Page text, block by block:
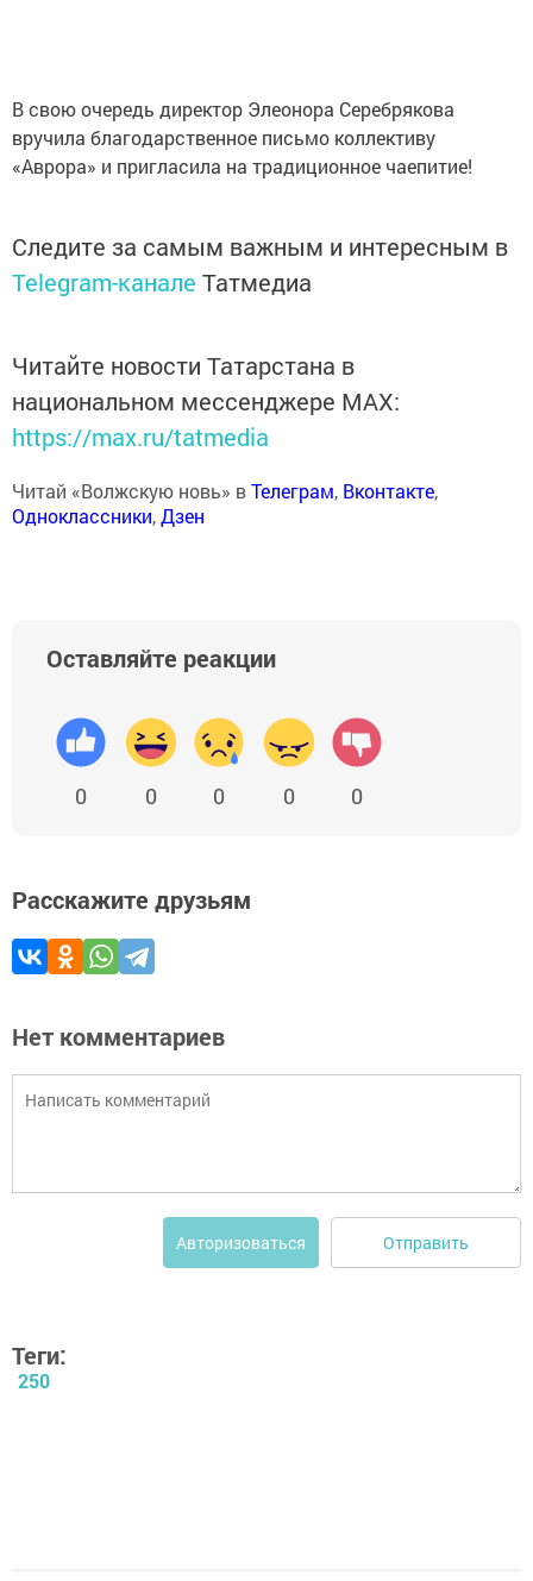
В свою очередь директор Элеонора Серебрякова
вручила благодарственное письмо коллективу
«Аврора» и пригласила на традиционное чаепитие!
Следите за самым важным и интересным в
Telegram-канале Татмедиа
Читайте новости Татарстана в
национальном мессенджере MАХ:
https://max.ru/tatmedia
Читай «Волжскую новь» вТелеграм, Вконтакте,
Одноклассники,Дзен
Оставляйте реакции
0 0 0 0 0
Расскажите друзьям
Нет комментариев
Авторизоваться Отправить
Теги:
250